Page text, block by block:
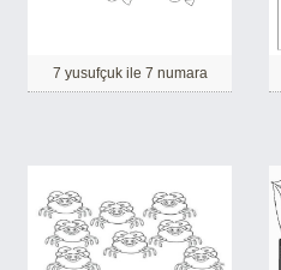
7 yusufçuk ile 7 numara